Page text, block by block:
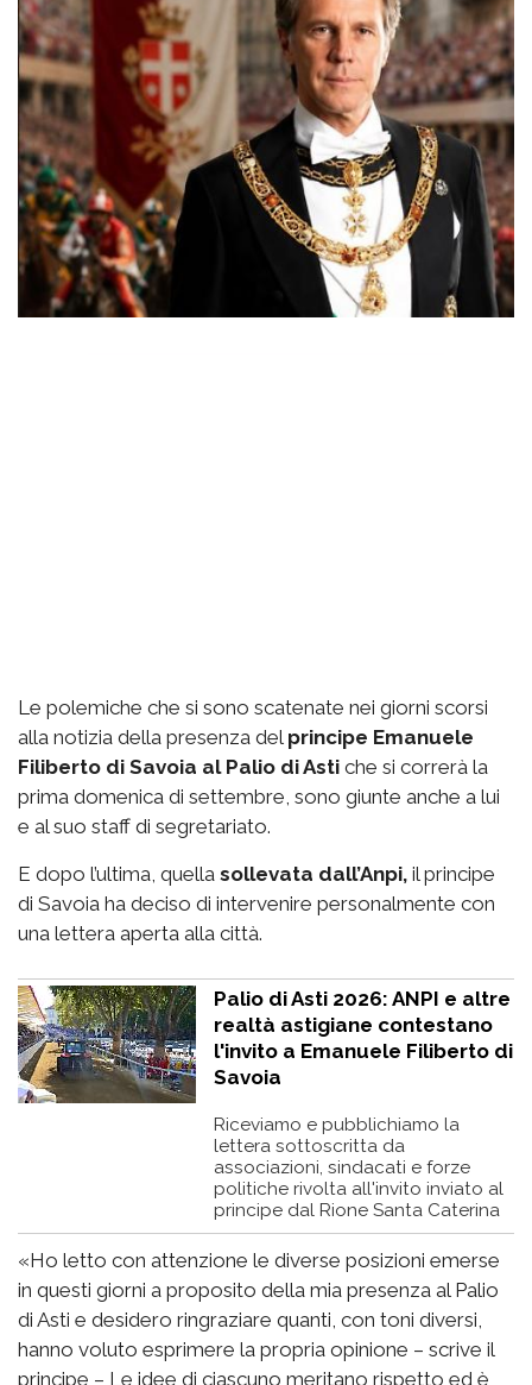
Le polemiche che si sono scatenate nei giorni scorsi
alla notizia della presenza del principe Emanuele
Filiberto di Savoia al Palio di Asti che si correrà la
prima domenica di settembre, sono giunte anche a lui
e al suo staff di segretariato.
E dopo l’ultima, quella sollevata dall’Anpi, il principe
di Savoia ha deciso di intervenire personalmente con
una lettera aperta alla città.
Palio di Asti 2026: ANPI e altre
realtà astigiane contestano
l'invito a Emanuele Filiberto di
Savoia
Riceviamo e pubblichiamo la
lettera sottoscritta da
associazioni, sindacati e forze
politiche rivolta all'invito inviato al
principe dal Rione Santa Caterina
«Ho letto con attenzione le diverse posizioni emerse
in questi giorni a proposito della mia presenza al Palio
di Asti e desidero ringraziare quanti, con toni diversi,
hanno voluto esprimere la propria opinione – scrive il
principe – Le idee di ciascuno meritano rispetto ed è